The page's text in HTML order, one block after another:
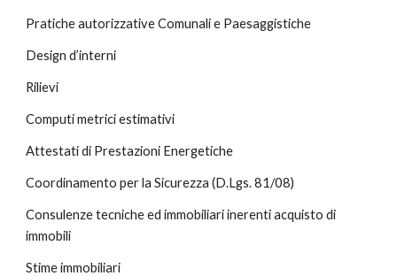
Pratiche autorizzative Comunali e Paesaggistiche
Design d’interni
Rilievi
Computi metrici estimativi
Attestati di Prestazioni Energetiche
Coordinamento per la Sicurezza (D.Lgs. 81/08)
Consulenze tecniche ed immobiliari inerenti acquisto di
immobili
Stime immobiliari